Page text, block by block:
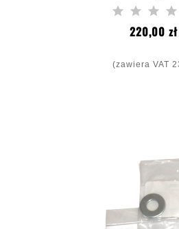
220,00 zł
(zawiera VAT